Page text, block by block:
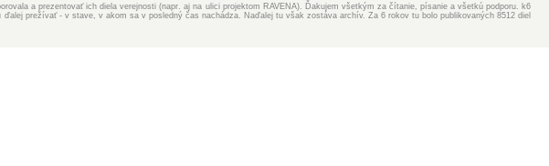
a prezentovať ich diela verejnosti (napr. aj na ulici projektom RAVENA). Ďakujem všetkým za čítanie, písanie a všetkú podporu. k6
prežívať - v stave, v akom sa v posledný čas nachádza. Naďalej tu však zostáva archív. Za 6 rokov tu bolo publikovaných 8512 diel